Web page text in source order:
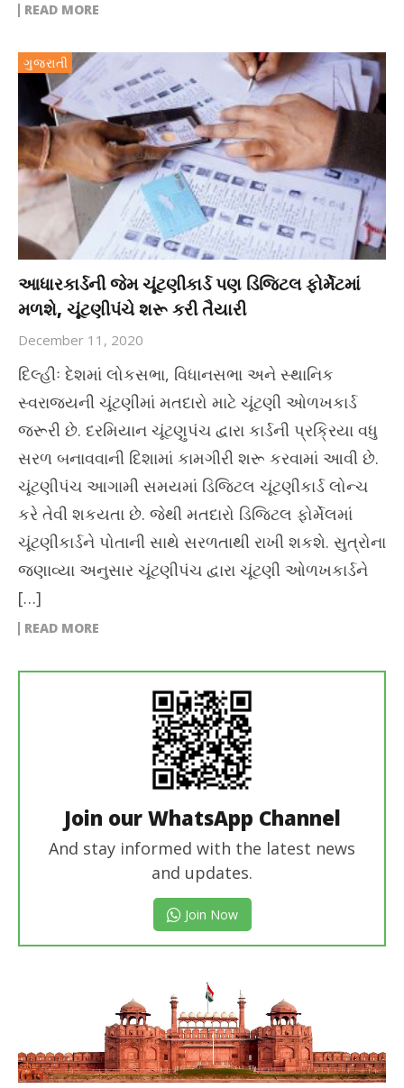
READ MORE
ગુજરાતી
આધારકાર્ડની જેમ ચૂંટણીકાર્ડ પણ ડિજિટલ ફોર્મેટમાં
મળશે, ચૂંટણીપંચે શરૂ કરી તૈયારી
December 11, 2020
દિલ્હીઃ દેશમાં લોકસભા, વિધાનસભા અને સ્થાનિક
સ્વરાજ્યની ચૂંટણીમાં મતદારો માટે ચૂંટણી ઓળખકાર્ડ
જરૂરી છે. દરમિયાન ચૂંટણુપંચ દ્વારા કાર્ડની પ્રક્રિયા વધુ
સરળ બનાવવાની દિશામાં કામગીરી શરૂ કરવામાં આવી છે.
ચૂંટણીપંચ આગામી સમયમાં ડિજિટલ ચૂંટણીકાર્ડ લોન્ચ
કરે તેવી શકયતા છે. જેથી મતદારો ડિજિટલ ફોર્મેલમાં
ચૂંટણીકાર્ડને પોતાની સાથે સરળતાથી રાખી શકશે. સુત્રોના
જણાવ્યા અનુસાર ચૂંટણીપંચ દ્વારા ચૂંટણી ઓળખકાર્ડને
[…]
READ MORE
Join our WhatsApp Channel
And stay informed with the latest news
and updates.
Join Now